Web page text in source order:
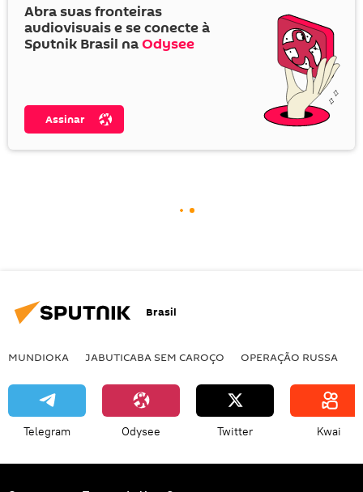
Abra suas fronteiras
audiovisuais e se conecte à
Sputnik Brasil naOdysee
Assinar
Brasil
MUNDIOKA JABUTICABA SEM CAROÇO OPERAÇÃO RUSSA
Telegram Odysee Twitter Kwai